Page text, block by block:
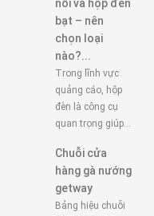
nổi và hộp đèn
bạt – nên
chọn loại
nào?...
Trong lĩnh vực
quảng cáo, hộp
đèn là công cụ
quan trọng giúp...
Chuỗi cửa
hàng gà nướng
getway
Bảng hiệu chuỗi